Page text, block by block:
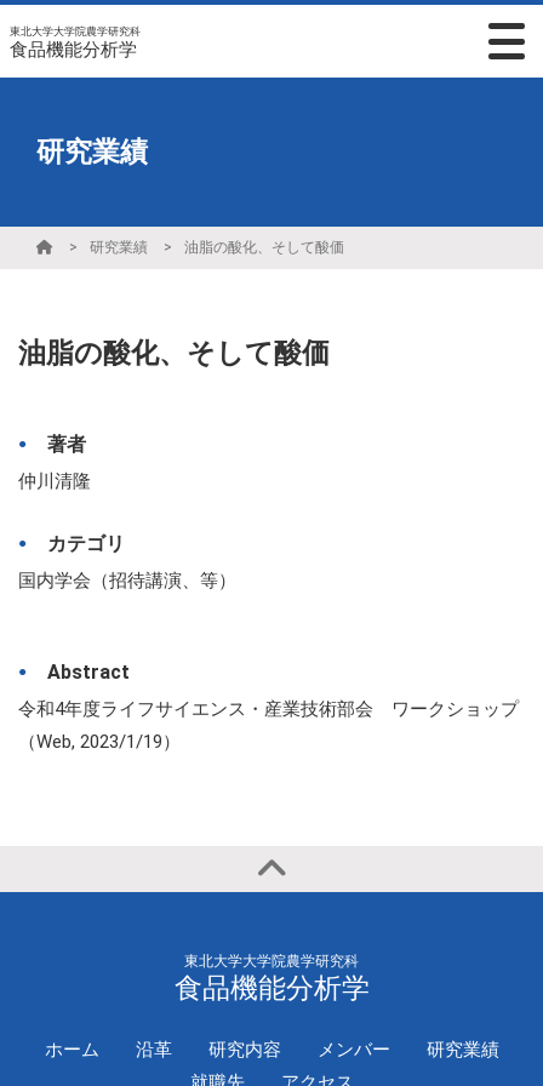
東北大学大学院農学研究科
食品機能分析学
研究業績
研究業績 油脂の酸化、そして酸価
油脂の酸化、そして酸価
著者
仲川清隆
カテゴリ
国内学会（招待講演、等）
Abstract
令和4年度ライフサイエンス・産業技術部会 ワークショップ
（Web, 2023/1/19）
東北大学大学院農学研究科
食品機能分析学
ホーム 沿革 研究内容 メンバー
研究業績